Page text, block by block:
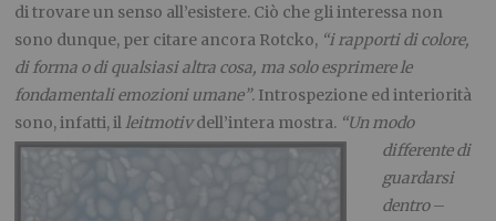
di trovare un senso all’esistere. Ciò che gli interessa non
sono dunque, per citare ancora Rotcko, “i rapporti di colore,
di forma o di qualsiasi altra cosa, ma solo esprimere le
fondamentali emozioni umane”. Introspezione ed interiorità
sono, infatti, il leitmotivdell’intera mostra. “Un modo
differente di
guardarsi
dentro–